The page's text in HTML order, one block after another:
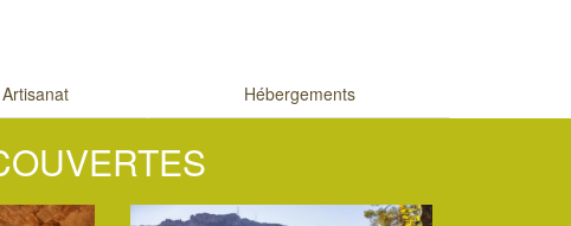
Hébergements